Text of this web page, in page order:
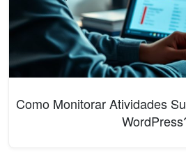
Como Monitorar Atividades